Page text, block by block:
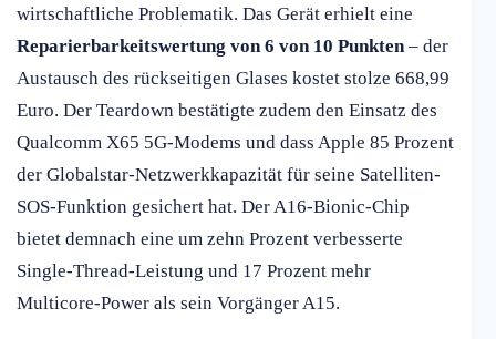
wirtschaftliche Problematik. Das Gerät erhielt eine
Reparierbarkeitswertung von 6 von 10 Punkten– der
Austausch des rückseitigen Glases kostet stolze 668,99
Euro. Der Teardown bestätigte zudem den Einsatz des
Qualcomm X65 5G-Modems und dass Apple 85 Prozent
der Globalstar-Netzwerkkapazität für seine Satelliten-
SOS-Funktion gesichert hat. Der A16-Bionic-Chip
bietet demnach eine um zehn Prozent verbesserte
Single-Thread-Leistung und 17 Prozent mehr
Multicore-Power als sein Vorgänger A15.